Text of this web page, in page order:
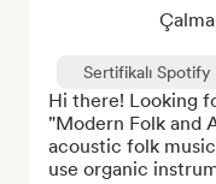
Sertifikalı
Hi there! Looking
"Modern Folk and
acoustic folk
use organic